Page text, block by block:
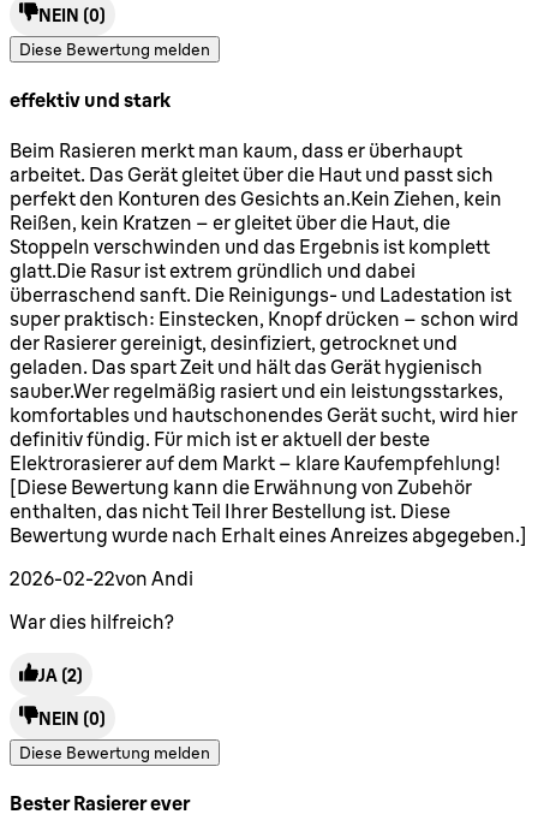
NEIN (0)
Diese Bewertung melden
effektiv und stark
5 Sterne von maximal 5
Beim Rasieren merkt man kaum, dass er überhaupt
arbeitet. Das Gerät gleitet über die Haut und passt sich
perfekt den Konturen des Gesichts an.Kein Ziehen, kein
Reißen, kein Kratzen – er gleitet über die Haut, die
Stoppeln verschwinden und das Ergebnis ist komplett
glatt.Die Rasur ist extrem gründlich und dabei
überraschend sanft. Die Reinigungs- und Ladestation ist
super praktisch: Einstecken, Knopf drücken – schon wird
der Rasierer gereinigt, desinfiziert, getrocknet und
geladen. Das spart Zeit und hält das Gerät hygienisch
sauber.Wer regelmäßig rasiert und ein leistungsstarkes,
komfortables und hautschonendes Gerät sucht, wird hier
definitiv fündig. Für mich ist er aktuell der beste
Elektrorasierer auf dem Markt – klare Kaufempfehlung!
[Diese Bewertung kann die Erwähnung von Zubehör
enthalten, das nicht Teil Ihrer Bestellung ist. Diese
Bewertung wurde nach Erhalt eines Anreizes abgegeben.]
2026-02-22von Andi
War dies hilfreich?
JA (2)
NEIN (0)
Diese Bewertung melden
Bester Rasierer ever